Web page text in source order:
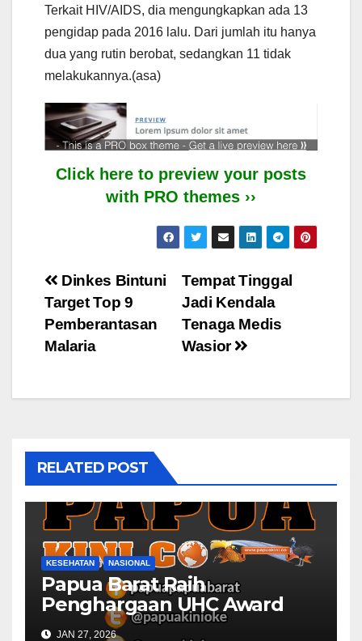
Terkait HIV/AIDS, dia mengungkapkan ada 13
pengidap pada 2016 lalu. Dari jumlah itu hanya
dua yang rutin berobat, sedangkan 11 tidak
melakukannya.(asa)
Click here to preview your posts
with PRO themes ››
Post
navigation
Tempat Tinggal
Jadi Kendala
Tenaga Medis
Wasior
Dinkes Bintuni
Target Top 9
Pemberantasan
Malaria
RELATED POST
KESEHATAN NASIONAL
Papua Barat Raih
Penghargaan UHC Award
BPJS Kesehatan
JAN 27, 2026